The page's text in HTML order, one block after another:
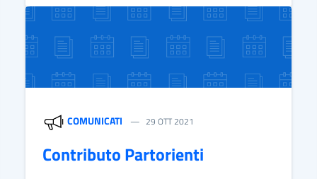
COMUNICATI 29 OTT 2021
Contributo Partorienti